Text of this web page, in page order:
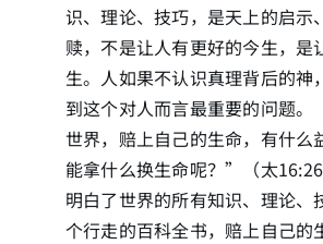
识、理论、技巧，是天上的启示
赎，不是让人有更好的今生，是
生。人如果不认识真理背后的神
到这个对人而言最重要的问题
世界，赔上自己的生命，有什么
能拿什么换生命呢？”（太
明白了世界的所有知识、理论、
个行走的百科全书，赔上自己的